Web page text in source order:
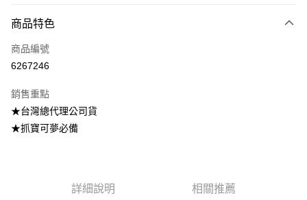
LINE Pay
Apple Pay
悠遊付
AFTEE先享後付
１．簡單：不需註冊會員、不需綁卡、不需儲值。
商品特色
商品編號
6267246
銷售重點
★台灣總代理公司貨
★抓寶可夢必備
詳細說明 相關推薦